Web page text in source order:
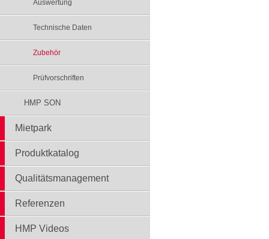
Auswertung
Technische Daten
Zubehör
Prüfvorschriften
HMP SON
Mietpark
Produktkatalog
Qualitätsmanagement
Referenzen
HMP Videos